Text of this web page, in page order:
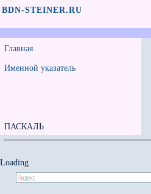
BDN-STEINER.RU
Главная
Именной указатель
ПАСКАЛЬ
Loading